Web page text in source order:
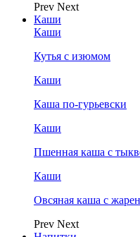
Prev Next
Каши
Каши
Кутья с изюмом
Каши
Каша по-гурьевски
Каши
Пшенная каша с
Каши
Овсяная каша с
Prev Next